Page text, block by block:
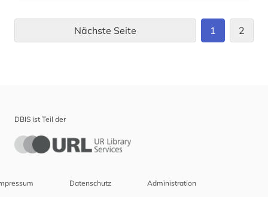
Nächste Seite 1 2
DBIS ist Teil der
Datenschutz Administration